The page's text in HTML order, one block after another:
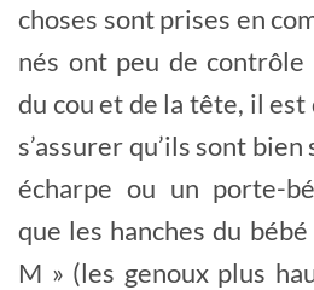
choses sont prises en
nés ont peu de contrôle
du cou et de la tête, il
s’assurer qu’ils sont
écharpe ou un porte-
que les hanches du
M » (les genoux plus